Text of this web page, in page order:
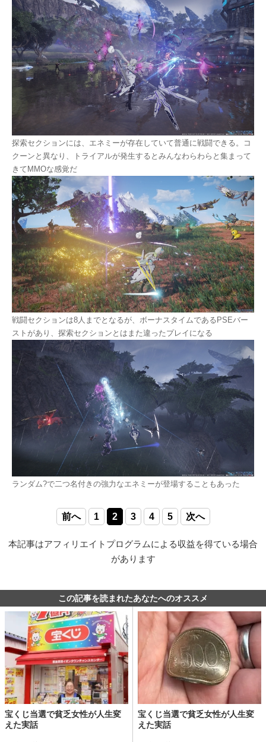
探索セクションには、エネミーが存在していて普通に戦闘できる。コ
クーンと異なり、トライアルが発生するとみんなわらわらと集まって
きてMMOな感覚だ
戦闘セクションは8人までとなるが、ボーナスタイムであるPSEバー
ストがあり、探索セクションとはまた違ったプレイになる
ランダム?で二つ名付きの強力なエネミーが登場することもあった
前へ 1 2 3 4 5 次へ
本記事はアフィリエイトプログラムによる収益を得ている場合
があります
この記事を読まれたあなたへのオススメ
宝くじ当選で貧乏女性が人生変
えた実話
宝くじ当選で貧乏女性が人生変
えた実話